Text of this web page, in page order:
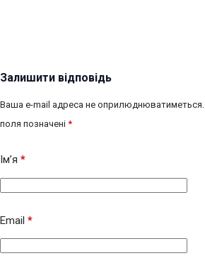
Залишити відповідь
Ваша e-mail адреса не оприлюднюватиметься.
поля позначені *
Ім’я *
Email *